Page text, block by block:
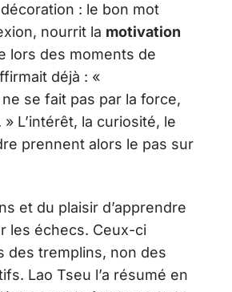
: le bon mot
nourrit la motivation
lors des moments de
déjà : «
ne se fait pas par la force,
» L’intérêt, la curiosité, le
prennent alors le pas sur
et du plaisir d’apprendre
les échecs. Ceux-ci
des tremplins, non des
Lao Tseu l’a résumé en